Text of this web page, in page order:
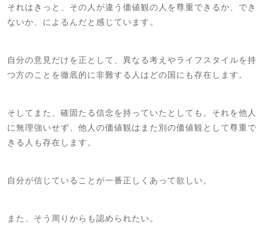
それはきっと、その人が違う価値観の人を尊重できるか、でき
ないか、によるんだと感じています。
自分の意見だけを正として、異なる考えやライフスタイルを持
つ方のことを徹底的に非難する人はどの国にも存在します。
そしてまた、確固たる信念を持っていたとしても、それを他人
に無理強いせず、他人の価値観はまた別の価値観として尊重で
きる人も存在します。
自分が信じていることが一番正しくあって欲しい。
また、そう周りからも認められたい。